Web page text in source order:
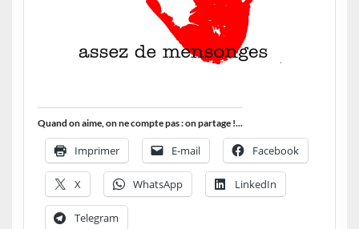
Quand on aime, on ne compte pas : on partage !...
Imprimer E-mail Facebook
X WhatsApp LinkedIn
Telegram